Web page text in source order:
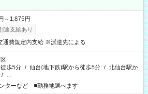
～1,875円
途支給あり
通費規定内支給 ※派遣先による
歩5分 / 仙台(地下鉄)駅から徒歩5分 / 北仙台駅か
/ …
ターなど ■勤務地選べます